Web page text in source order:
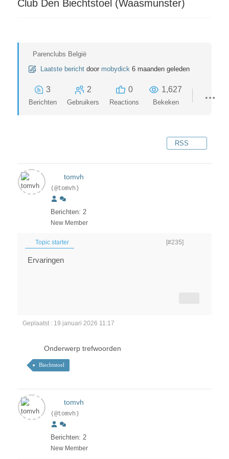
Club Den Biechtstoel (Waasmunster)
Parenclubs België
Laatste bericht door mobydick 6 maanden geleden
3
Berichten
2
Gebruikers
0
Reactions
1,627
Bekeken
RSS
tomvh
(@tomvh)
Berichten: 2
New Member
Topic starter [#235]
Ervaringen
Geplaatst : 19 januari 2026 11:17
Onderwerp trefwoorden
Biechtstoel
tomvh
(@tomvh)
Berichten: 2
New Member